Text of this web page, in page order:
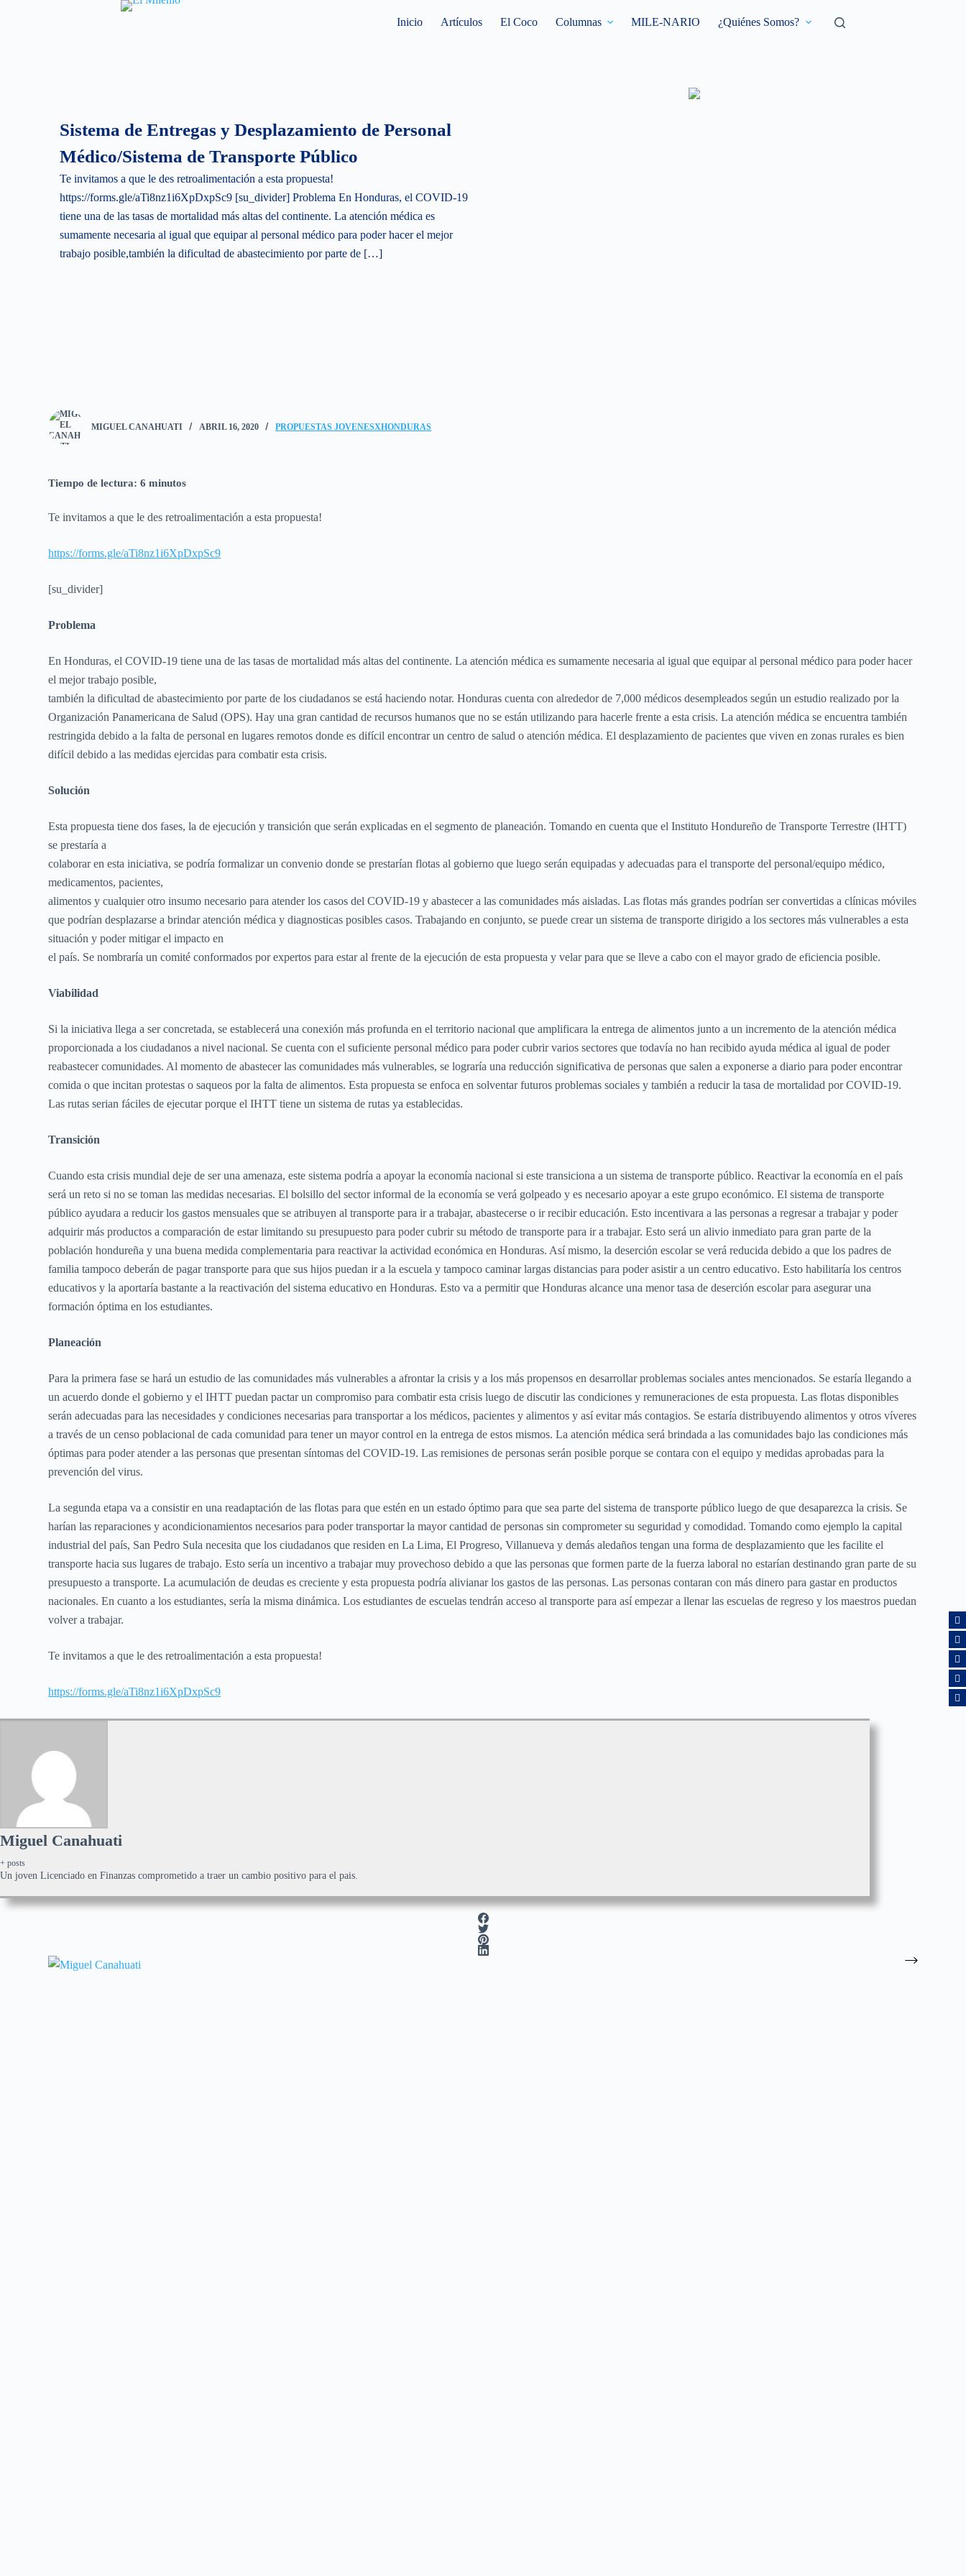
Inicio Artículos El Coco Columnas MILE-NARIO ¿Quiénes Somos?
Sistema de Entregas y Desplazamiento de Personal
Médico/Sistema de Transporte Público
Te invitamos a que le des retroalimentación a esta propuesta!
https://forms.gle/aTi8nz1i6XpDxpSc9 [su_divider] Problema En Honduras, el COVID-19
tiene una de las tasas de mortalidad más altas del continente. La atención médica es
sumamente necesaria al igual que equipar al personal médico para poder hacer el mejor
trabajo posible,también la dificultad de abastecimiento por parte de […]
MIGUEL CANAHUATI ABRIL 16, 2020 PROPUESTAS JOVENESXHONDURAS
Tiempo de lectura: 6 minutos
Te invitamos a que le des retroalimentación a esta propuesta!
https://forms.gle/aTi8nz1i6XpDxpSc9
[su_divider]
Problema
En Honduras, el COVID-19 tiene una de las tasas de mortalidad más altas del continente. La atención médica es sumamente necesaria al igual que equipar al personal médico para poder hacer
el mejor trabajo posible,
también la dificultad de abastecimiento por parte de los ciudadanos se está haciendo notar. Honduras cuenta con alrededor de 7,000 médicos desempleados según un estudio realizado por la
Organización Panamericana de Salud (OPS). Hay una gran cantidad de recursos humanos que no se están utilizando para hacerle frente a esta crisis. La atención médica se encuentra también
restringida debido a la falta de personal en lugares remotos donde es difícil encontrar un centro de salud o atención médica. El desplazamiento de pacientes que viven en zonas rurales es bien
difícil debido a las medidas ejercidas para combatir esta crisis.
Solución
Esta propuesta tiene dos fases, la de ejecución y transición que serán explicadas en el segmento de planeación. Tomando en cuenta que el Instituto Hondureño de Transporte Terrestre (IHTT)
se prestaría a
colaborar en esta iniciativa, se podría formalizar un convenio donde se prestarían flotas al gobierno que luego serán equipadas y adecuadas para el transporte del personal/equipo médico,
medicamentos, pacientes,
alimentos y cualquier otro insumo necesario para atender los casos del COVID-19 y abastecer a las comunidades más aisladas. Las flotas más grandes podrían ser convertidas a clínicas móviles
que podrían desplazarse a brindar atención médica y diagnosticas posibles casos. Trabajando en conjunto, se puede crear un sistema de transporte dirigido a los sectores más vulnerables a esta
situación y poder mitigar el impacto en
el país. Se nombraría un comité conformados por expertos para estar al frente de la ejecución de esta propuesta y velar para que se lleve a cabo con el mayor grado de eficiencia posible.
Viabilidad
Si la iniciativa llega a ser concretada, se establecerá una conexión más profunda en el territorio nacional que amplificara la entrega de alimentos junto a un incremento de la atención médica
proporcionada a los ciudadanos a nivel nacional. Se cuenta con el suficiente personal médico para poder cubrir varios sectores que todavía no han recibido ayuda médica al igual de poder
reabastecer comunidades. Al momento de abastecer las comunidades más vulnerables, se lograría una reducción significativa de personas que salen a exponerse a diario para poder encontrar
comida o que incitan protestas o saqueos por la falta de alimentos. Esta propuesta se enfoca en solventar futuros problemas sociales y también a reducir la tasa de mortalidad por COVID-19.
Las rutas serian fáciles de ejecutar porque el IHTT tiene un sistema de rutas ya establecidas.
Transición
Cuando esta crisis mundial deje de ser una amenaza, este sistema podría a apoyar la economía nacional si este transiciona a un sistema de transporte público. Reactivar la economía en el país
será un reto si no se toman las medidas necesarias. El bolsillo del sector informal de la economía se verá golpeado y es necesario apoyar a este grupo económico. El sistema de transporte
público ayudara a reducir los gastos mensuales que se atribuyen al transporte para ir a trabajar, abastecerse o ir recibir educación. Esto incentivara a las personas a regresar a trabajar y poder
adquirir más productos a comparación de estar limitando su presupuesto para poder cubrir su método de transporte para ir a trabajar. Esto será un alivio inmediato para gran parte de la
población hondureña y una buena medida complementaria para reactivar la actividad económica en Honduras. Así mismo, la deserción escolar se verá reducida debido a que los padres de
familia tampoco deberán de pagar transporte para que sus hijos puedan ir a la escuela y tampoco caminar largas distancias para poder asistir a un centro educativo. Esto habilitaría los centros
educativos y la aportaría bastante a la reactivación del sistema educativo en Honduras. Esto va a permitir que Honduras alcance una menor tasa de deserción escolar para asegurar una
formación óptima en los estudiantes.
Planeación
Para la primera fase se hará un estudio de las comunidades más vulnerables a afrontar la crisis y a los más propensos en desarrollar problemas sociales antes mencionados. Se estaría llegando a
un acuerdo donde el gobierno y el IHTT puedan pactar un compromiso para combatir esta crisis luego de discutir las condiciones y remuneraciones de esta propuesta. Las flotas disponibles
serán adecuadas para las necesidades y condiciones necesarias para transportar a los médicos, pacientes y alimentos y así evitar más contagios. Se estaría distribuyendo alimentos y otros víveres
a través de un censo poblacional de cada comunidad para tener un mayor control en la entrega de estos mismos. La atención médica será brindada a las comunidades bajo las condiciones más
óptimas para poder atender a las personas que presentan síntomas del COVID-19. Las remisiones de personas serán posible porque se contara con el equipo y medidas aprobadas para la
prevención del virus.
La segunda etapa va a consistir en una readaptación de las flotas para que estén en un estado óptimo para que sea parte del sistema de transporte público luego de que desaparezca la crisis. Se
harían las reparaciones y acondicionamientos necesarios para poder transportar la mayor cantidad de personas sin comprometer su seguridad y comodidad. Tomando como ejemplo la capital
industrial del país, San Pedro Sula necesita que los ciudadanos que residen en La Lima, El Progreso, Villanueva y demás aledaños tengan una forma de desplazamiento que les facilite el
transporte hacia sus lugares de trabajo. Esto sería un incentivo a trabajar muy provechoso debido a que las personas que formen parte de la fuerza laboral no estarían destinando gran parte de su
presupuesto a transporte. La acumulación de deudas es creciente y esta propuesta podría alivianar los gastos de las personas. Las personas contaran con más dinero para gastar en productos
nacionales. En cuanto a los estudiantes, sería la misma dinámica. Los estudiantes de escuelas tendrán acceso al transporte para así empezar a llenar las escuelas de regreso y los maestros puedan
volver a trabajar.
Te invitamos a que le des retroalimentación a esta propuesta!
https://forms.gle/aTi8nz1i6XpDxpSc9
Miguel Canahuati
+ posts
Un joven Licenciado en Finanzas comprometido a traer un cambio positivo para el pais.